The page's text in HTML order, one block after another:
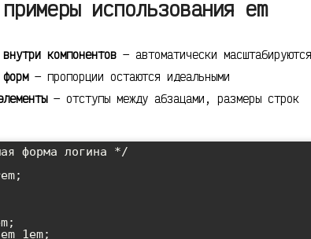
использования em
компонентов — автоматически
— пропорции остаются идеальными
— отступы между абзацами, размеры строк
форма логина */